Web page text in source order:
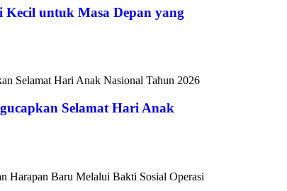
Kecil untuk Masa Depan yang
Selamat Hari Anak